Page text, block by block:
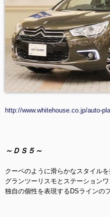
http://www.whitehouse.co.jp/auto-
～ＤＳ５～
クーペのように滑らかなスタイルを
グランツーリスモとステーション
独自の個性を表現するDSラインの